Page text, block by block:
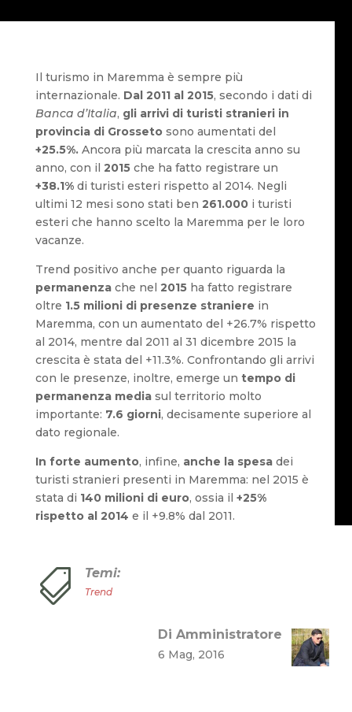
Il turismo in Maremma è sempre più
internazionale. Dal 2011 al 2015, secondo i dati di
Banca d’Italia, gli arrivi di turisti stranieri in
provincia di Grossetosono aumentati del
+25.5%.Ancora più marcata la crescita anno su
anno, con il 2015che ha fatto registrare un
+38.1%di turisti esteri rispetto al 2014. Negli
ultimi 12 mesi sono stati ben 261.000i turisti
esteri che hanno scelto la Maremma per le loro
vacanze.
Trend positivo anche per quanto riguarda la
permanenzache nel 2015ha fatto registrare
oltre 1.5 milioni di presenze straniere in
Maremma, con un aumentato del +26.7% rispetto
al 2014, mentre dal 2011 al 31 dicembre 2015 la
crescita è stata del +11.3%. Confrontando gli arrivi
con le presenze, inoltre, emerge un tempo di
permanenza mediasul territorio molto
importante: 7.6 giorni, decisamente superiore al
dato regionale.
In forte aumento, infine, anche la spesadei
turisti stranieri presenti in Maremma: nel 2015 è
stata di 140 milioni di euro, ossia il +25%
rispetto al 2014 e il +9.8% dal 2011.
 Temi:
Trend
Di Amministratore
6 Mag, 2016